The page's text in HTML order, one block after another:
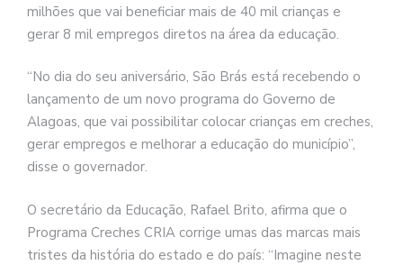
milhões que vai beneficiar mais de 40 mil crianças e
gerar 8 mil empregos diretos na área da educação.
“No dia do seu aniversário, São Brás está recebendo o
lançamento de um novo programa do Governo de
Alagoas, que vai possibilitar colocar crianças em creches,
gerar empregos e melhorar a educação do município”,
disse o governador.
O secretário da Educação, Rafael Brito, afirma que o
Programa Creches CRIA corrige umas das marcas mais
tristes da história do estado e do país: “Imagine neste